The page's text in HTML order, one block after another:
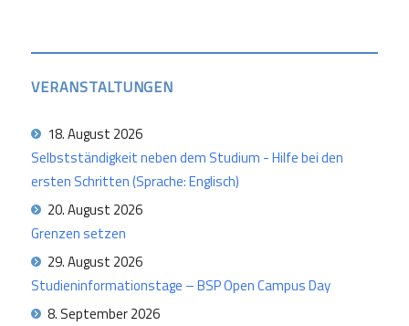
VERANSTALTUNGEN
18. August 2026
Selbstständigkeit neben dem Studium - Hilfe bei den
ersten Schritten (Sprache: Englisch)
20. August 2026
Grenzen setzen
29. August 2026
Studieninformationstage – BSP Open Campus Day
8. September 2026